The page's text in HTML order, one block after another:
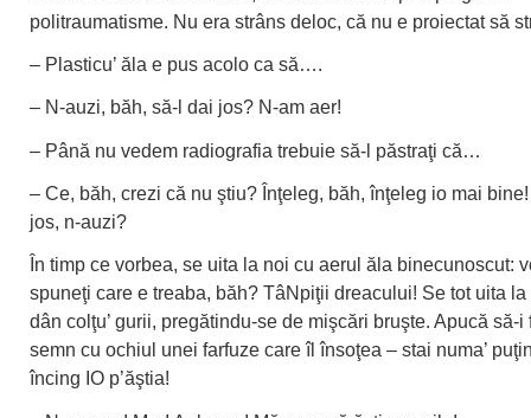
politraumatisme. Nu era strâns deloc, că nu e proiectat să
– Plasticu’ ăla e pus acolo ca să….
– N-auzi, băh, să-l dai jos? N-am aer!
– Până nu vedem radiografia trebuie să-l păstraţi că…
– Ce, băh, crezi că nu ştiu? Înţeleg, băh, înţeleg io mai
jos, n-auzi?
În timp ce vorbea, se uita la noi cu aerul ăla binecunoscut:
spuneţi care e treaba, băh? TâNpiţii dreacului! Se tot uita
dân colţu’ gurii, pregătindu-se de mişcări bruşte. Apucă să-i
semn cu ochiul unei farfuze care îl însoţea – stai numa’
încing IO p’ăştia!